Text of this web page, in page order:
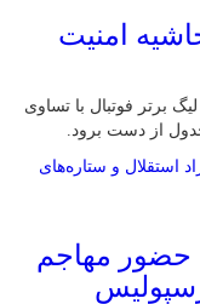
امنیت
برتر فوتبال با تساوی
از دست برود.
حضور مهاجم